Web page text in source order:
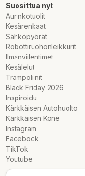
Suosittua nyt
Aurinkotuolit
Kesärenkaat
Sähköpyörät
Robottiruohonleikkurit
Ilmanviilentimet
Kesälelut
Trampoliinit
Black Friday 2026
Inspiroidu
Kärkkäisen Autohuolto
Kärkkäisen Kone
Instagram
Facebook
TikTok
Youtube